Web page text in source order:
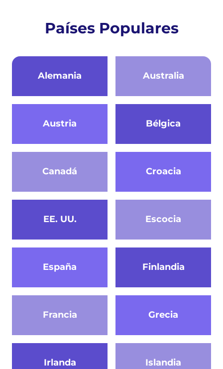
Países Populares
Alemania Australia
Austria Bélgica
Canadá Croacia
EE. UU. Escocia
España Finlandia
Francia Grecia
Irlanda Islandia